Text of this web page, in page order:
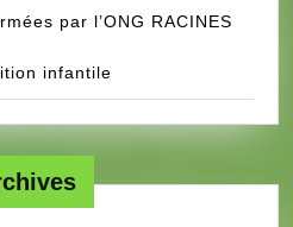
par l’ONG RACINES
infantile